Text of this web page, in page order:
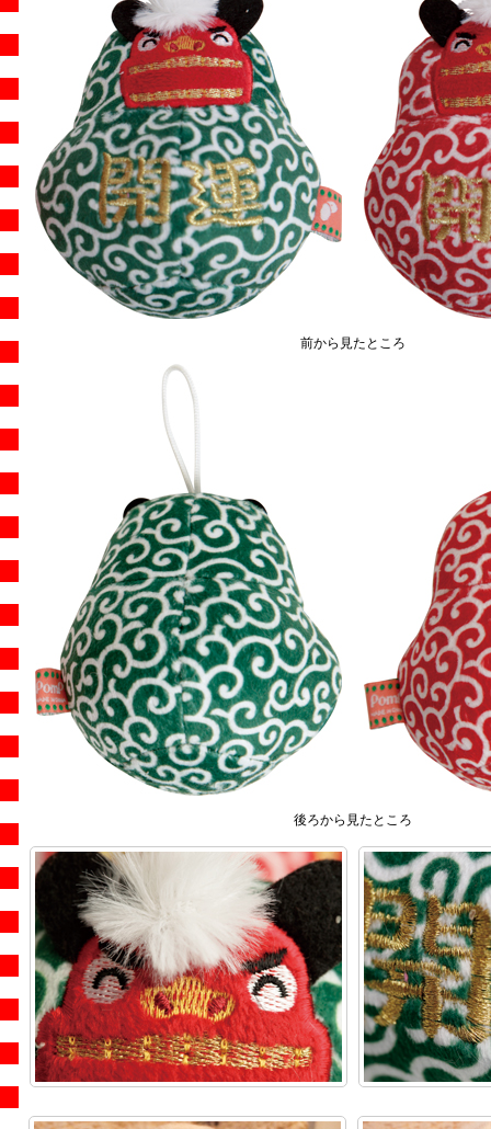
前から見たところ
後ろから見たところ